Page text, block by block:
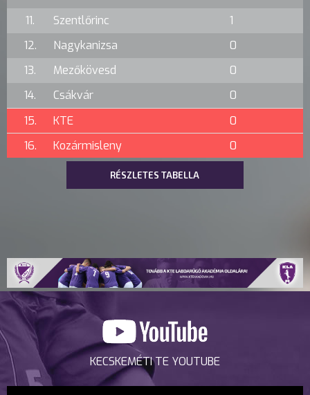
11.
Szentlőrinc
1
12.
Nagykanizsa
0
13.
Mezőkövesd
0
14.
Csákvár
0
15.
KTE
0
16.
Kozármisleny 0
RÉSZLETES TABELLA
KECSKEMÉTI TE YOUTUBE